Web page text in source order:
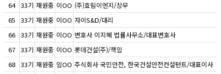
64 33기 재원중 이OO (주)효림이엔지/상무
65
33기 재원중 이OO 자이S&D/대리
66 33기 재원중 이OO 변호사 이지혜 법률사무소/대표변호사
67 33기 재원중 이OO 롯데건설(주)/책임
68 33기 재원중 임OO 주식회사 국민안전, 한국건설안전컨설턴트/대표이사